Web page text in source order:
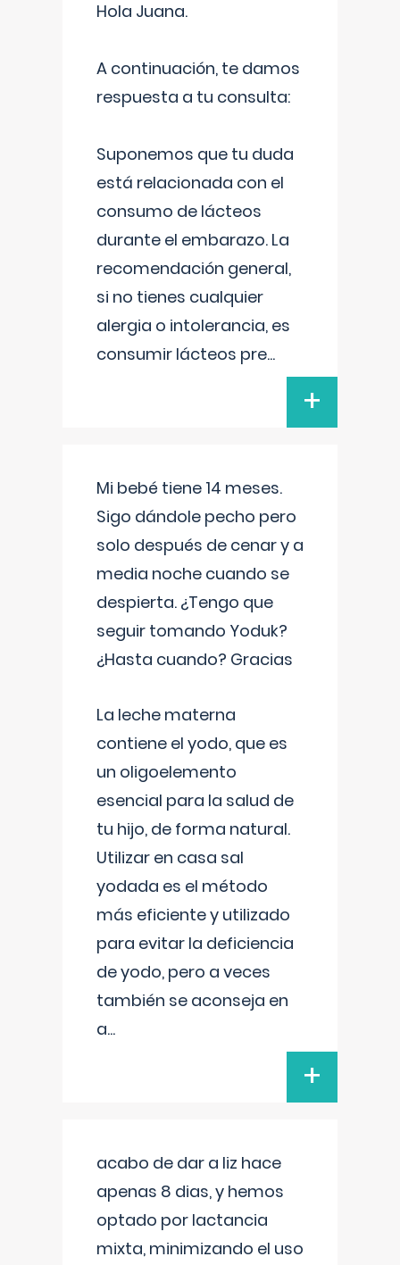
Hola Juana.
A continuación, te damos
respuesta a tu consulta:
Suponemos que tu duda
está relacionada con el
consumo de lácteos
durante el embarazo. La
recomendación general,
si no tienes cualquier
alergia o intolerancia, es
consumir lácteos pre...
+
Mi bebé tiene 14 meses.
Sigo dándole pecho pero
solo después de cenar y a
media noche cuando se
despierta. ¿Tengo que
seguir tomando Yoduk?
¿Hasta cuando? Gracias
La leche materna
contiene el yodo, que es
un oligoelemento
esencial para la salud de
tu hijo, de forma natural.
Utilizar en casa sal
yodada es el método
más eficiente y utilizado
para evitar la deficiencia
de yodo, pero a veces
también se aconseja en
a...
+
acabo de dar a liz hace
apenas 8 dias, y hemos
optado por lactancia
mixta, minimizando el uso